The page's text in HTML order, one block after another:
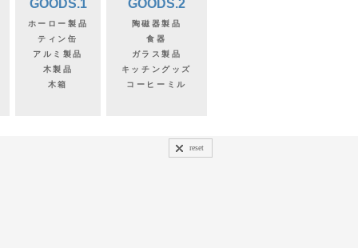
GOODS.1
ホーロー製品
ティン缶
アルミ製品
木製品
木箱
GOODS.2
陶磁器製品
食器
ガラス製品
キッチングッズ
コーヒーミル
reset